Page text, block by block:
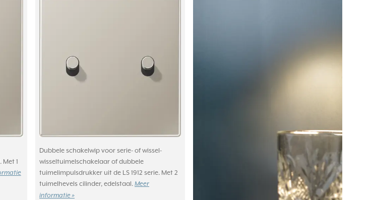
1
Dubbele schakelwip voor serie- of wissel-
wisseltuimelschakelaar of dubbele
tuimelimpulsdrukker uit de LS 1912 serie. Met 2
tuimelhevels cilinder, edelstaal. Meer
informatie »